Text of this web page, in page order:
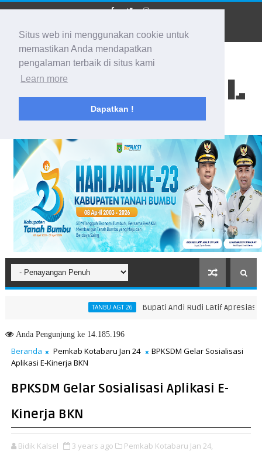
Situs web ini menggunakan cookie untuk
memastikan Anda mendapatkan
pengalaman terbaik di situs kami
Learn more
Dapatkan !
BIDIK KALSEL
Membidik Ke Segala Arah
TANBU AGT 26 Bupati Andi Rudi Latif Apresiasi
AndaPengunjung ke 14.185.196
Beranda Pemkab Kotabaru Jan 24
BPKSDM Gelar Sosialisasi
Aplikasi E-Kinerja BKN
BPKSDM Gelar Sosialisasi Aplikasi E-
Kinerja BKN
Bidik Kalsel 3 years ago Pemkab Kotabaru Jan 24,